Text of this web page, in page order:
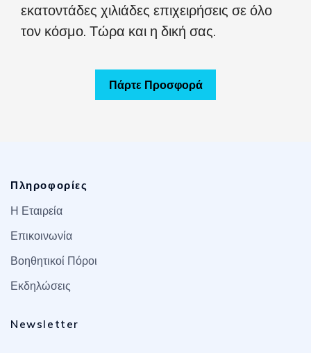
εκατοντάδες χιλιάδες επιχειρήσεις σε όλο
τον κόσμο. Τώρα και η δική σας.
Πάρτε Προσφορά
Πληροφορίες
Η Εταιρεία
Επικοινωνία
Βοηθητικοί Πόροι
Εκδηλώσεις
Newsletter